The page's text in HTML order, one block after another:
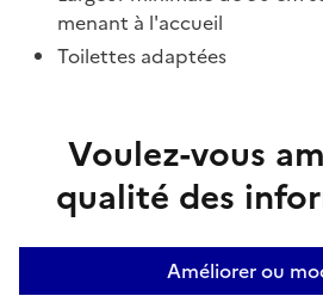
menant à l'accueil
Toilettes adaptées
Voulez-vous
qualité des
Améliorer ou